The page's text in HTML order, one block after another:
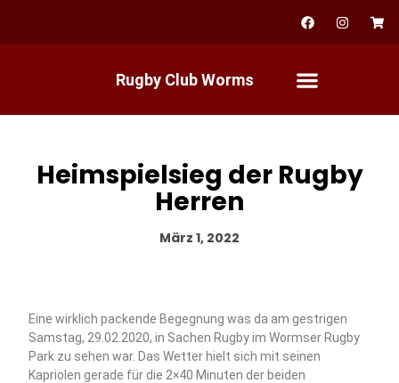
F
a
c
o
I
n
s
S
h
o
Rugby Club Worms
Heimspielsieg der Rugby
Herren
März 1, 2022
Eine wirklich packende Begegnung was da am gestrigen
Samstag, 29.02.2020, in Sachen Rugby im Wormser Rugby
Park zu sehen war. Das Wetter hielt sich mit seinen
Kapriolen gerade für die 2×40 Minuten der beiden